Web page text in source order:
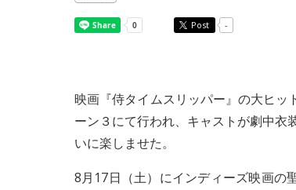
Post -
映画『侍タイムスリッパー』の大ヒッ
ーン３にて行われ、キャストが劇中衣
いに楽しませた。
8月17日（土）にインディーズ映画の